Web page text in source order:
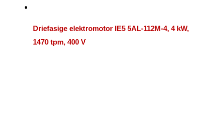
Driefasige elektromotor IE5 5AL-112M-4, 4 kW,
1470 tpm, 400 V